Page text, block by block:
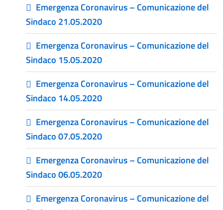
Emergenza Coronavirus – Comunicazione del
Sindaco 21.05.2020
Emergenza Coronavirus – Comunicazione del
Sindaco 15.05.2020
Emergenza Coronavirus – Comunicazione del
Sindaco 14.05.2020
Emergenza Coronavirus – Comunicazione del
Sindaco 07.05.2020
Emergenza Coronavirus – Comunicazione del
Sindaco 06.05.2020
Emergenza Coronavirus – Comunicazione del